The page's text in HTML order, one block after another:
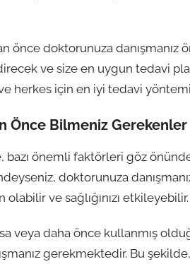
önce doktorunuza danışmanız
ve size en uygun tedavi
herkes için en iyi tedavi
Önce Bilmeniz Gerekenler
önemli faktörleri göz
doktorunuza
ve sağlığınızı etkileyebilir.
veya daha önce kullanmış
gerekmektedir. Bu